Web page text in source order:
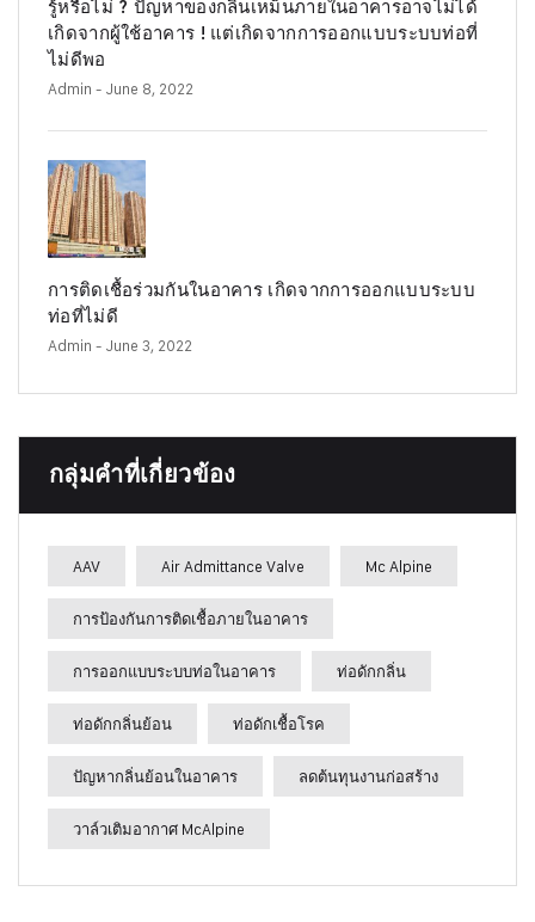
รู้หรือไม่ ? ปัญหาของกลิ่นเหม็นภายในอาคารอาจไม่ได้
เกิดจากผู้ใช้อาคาร ! แต่เกิดจากการออกแบบระบบท่อที่
ไม่ดีพอ
Admin - June 8, 2022
การติดเชื้อร่วมกันในอาคาร เกิดจากการออกแบบระบบ
ท่อที่ไม่ดี
Admin - June 3, 2022
กลุ่มคำที่เกี่ยวข้อง
AAV Air Admittance Valve Mc Alpine
การป้องกันการติดเชื้อภายในอาคาร
การออกแบบระบบท่อในอาคาร ท่อดักกลิ่น
ท่อดักกลิ่นย้อน ท่อดักเชื้อโรค
ปัญหากลิ่นย้อนในอาคาร ลดต้นทุนงานก่อสร้าง
วาล์วเติมอากาศ McAlpine